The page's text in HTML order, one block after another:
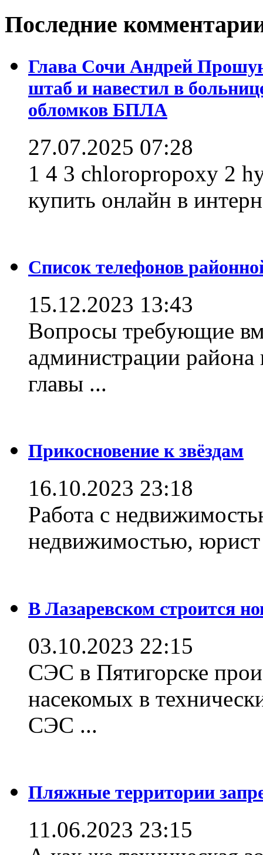
Последние
Глава Сочи Андрей
штаб и навестил в
обломков БПЛА
27.07.2025 07:28
1 4 3 chloropropoxy 2
купить онлайн в
Список телефонов
15.12.2023 13:43
Вопросы требующие
администрации
главы ...
Прикосновение к звёздам
16.10.2023 23:18
Работа с
недвижимостью,
В Лазаревском строится
03.10.2023 22:15
СЭС в Пятигорске
насекомых в
СЭС ...
Пляжные территории
11.06.2023 23:15